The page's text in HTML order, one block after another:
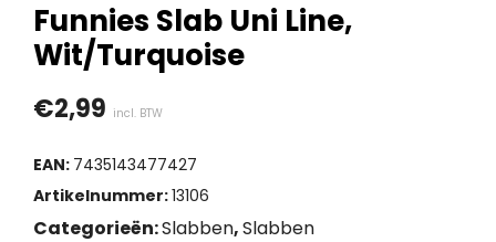
Funnies Slab Uni Line,
Wit/Turquoise
€2,99 incl. BTW
EAN: 7435143477427
Artikelnummer:13106
Categorieën:Slabben,Slabben